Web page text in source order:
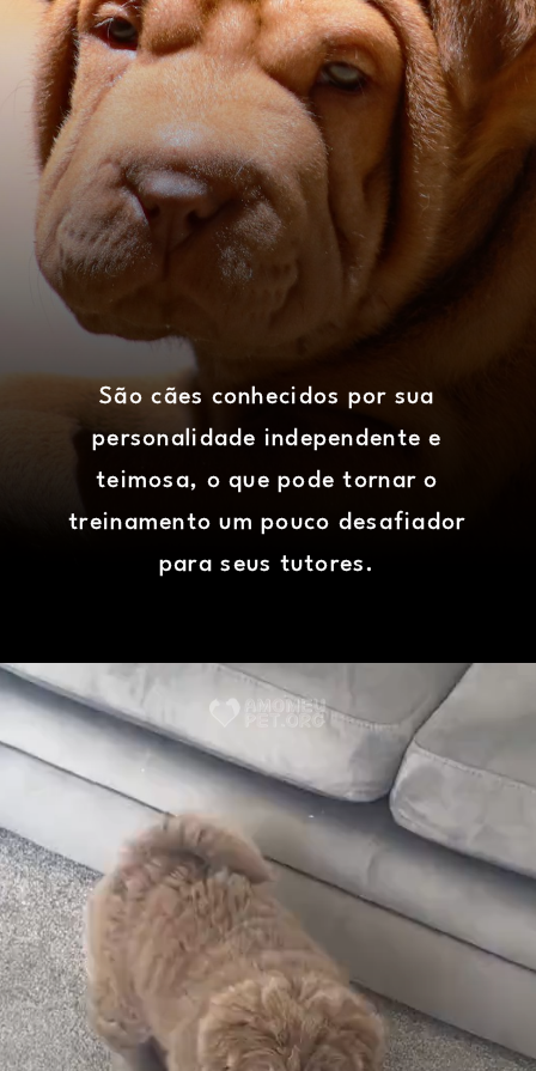
São cães conhecidos por sua
personalidade independente e
teimosa, o que pode tornar o
treinamento um pouco desafiador
para seus tutores.